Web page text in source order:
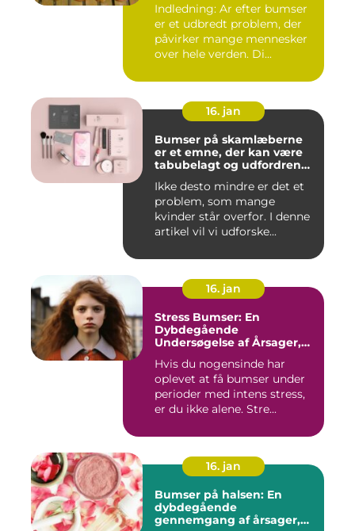
Indledning: Ar efter bumser
er et udbredt problem, der
påvirker mange mennesker
over hele verden. Di...
16. jan
Bumser på skamlæberne
er et emne, der kan være
tabubelagt og udfordrende
Ikke desto mindre er det et
problem, som mange
kvinder står overfor. I denne
artikel vil vi udforske...
16. jan
Stress Bumser: En
Dybdegående
Undersøgelse af Årsager,
Hvis du nogensinde har
oplevet at få bumser under
perioder med intens stress,
er du ikke alene. Stre...
16. jan
Bumser på halsen: En
dybdegående
gennemgang af årsager,